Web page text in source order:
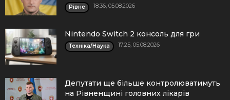
Рівне 18:36, 05.08.2026
Nintendo Switch 2 консоль для гри
Техніка/Наука 17:25, 05.08.2026
Депутати ще більше контролюватимуть
на Рівненщині головних лікарів